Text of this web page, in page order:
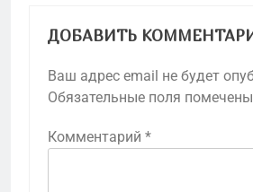
ДОБАВИТЬ
Ваш адрес email не будет
Обязательные поля помечены
Комментарий *